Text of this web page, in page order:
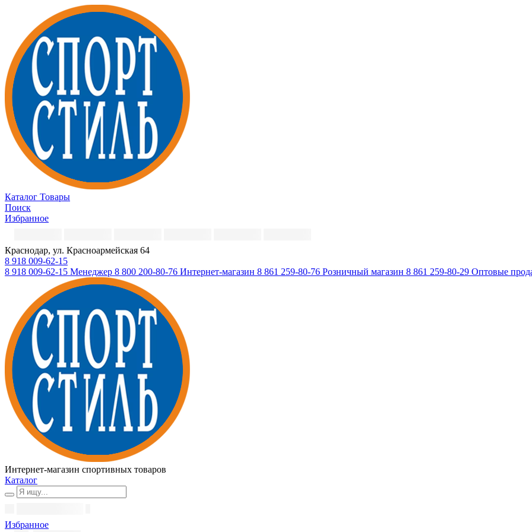
Каталог Товары
Поиск
Избранное
Краснодар, ул. Красноармейская 64
8 918 009-62-15
8 918 009-62-15 Менеджер 8 800 200-80-76 Интернет-магазин 8 861 259-80-76 Розничный магазин 8 861 259-80-29 Оптовые
Интернет-магазин спортивных товаров
Каталог
Избранное